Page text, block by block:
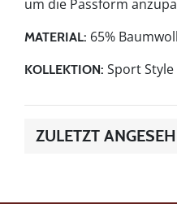
um die Passform
MATERIAL: 65%
KOLLEKTION: Sport Style
ZULETZT